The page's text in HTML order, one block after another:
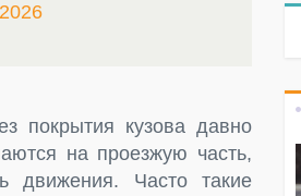
покрытия кузова давно
на проезжую часть,
движения. Часто такие